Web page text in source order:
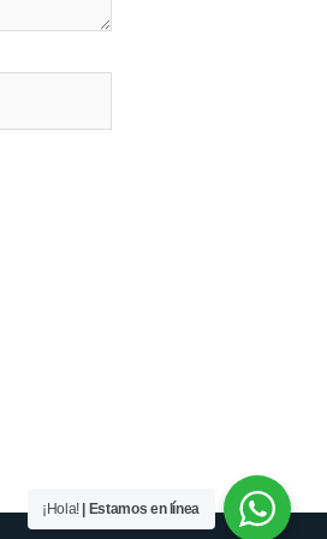
¡Hola! | Estamos en línea